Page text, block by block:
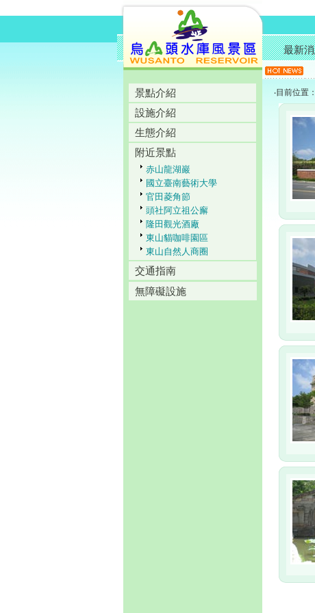
景點介紹
設施介紹
生態介紹
附近景點
赤山龍湖巖
國立臺南藝術大學
官田菱角節
頭社阿立祖公廨
隆田觀光酒廠
東山貓咖啡園區
東山自然人商圈
交通指南
無障礙設施
最新
‧目前位置